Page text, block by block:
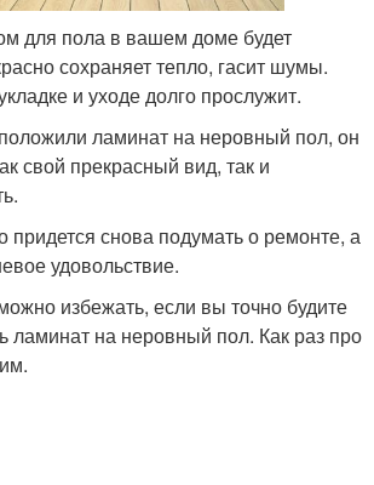
для пола в вашем доме будет
сохраняет тепло, гасит шумы.
и уходе долго прослужит.
ламинат на неровный пол, он
свой прекрасный вид, так и
придется снова подумать о ремонте, а
удовольствие.
избежать, если вы точно будите
ламинат на неровный пол. Как раз про